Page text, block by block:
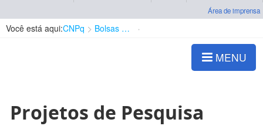
Área de imprensa
Você está aqui:CNPq Bolsas e Auxílios Vigentes
MENU
Projetos de Pesquisa